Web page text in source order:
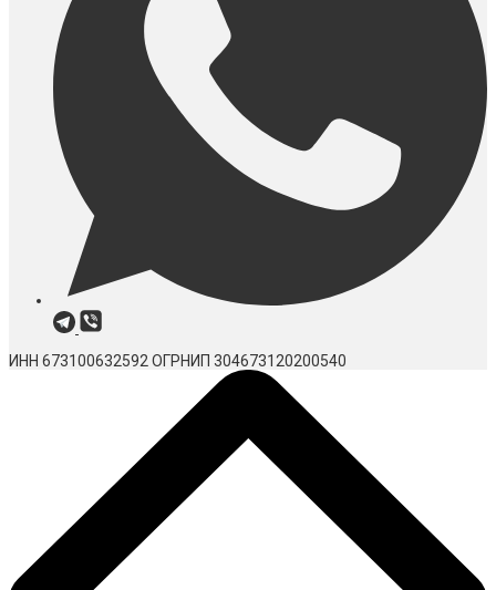
ИНН 673100632592 ОГРНИП 304673120200540